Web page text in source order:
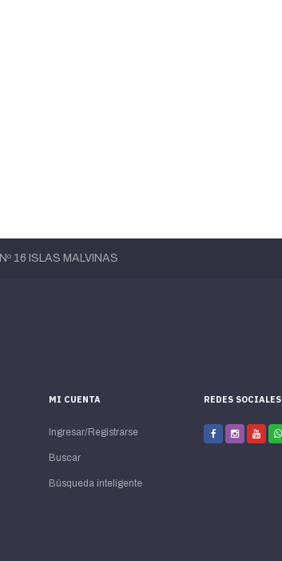
Nº 16 ISLAS MALVINAS
MI CUENTA
Ingresar/Registrarse
Buscar
Búsqueda inteligente
REDES SOCIALES